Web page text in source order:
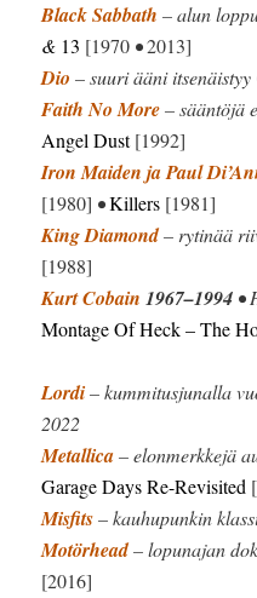
Black Sabbath – alun
& 13 [1970 •2013]
Dio – suuri ääni
Faith No More– sääntöjä
Angel Dust[1992]
Iron Maiden ja Paul
[1980] •Killers [1981]
King Diamond– rytinää
[1988]
Kurt Cobain 1967–1994 •
Montage Of Heck– The
Lordi– kummitusjunalla
2022
Metallica– elonmerkkejä
Garage Days Re-Revisited
Misfits– kauhupunkin
Motörhead– lopunajan
[2016]